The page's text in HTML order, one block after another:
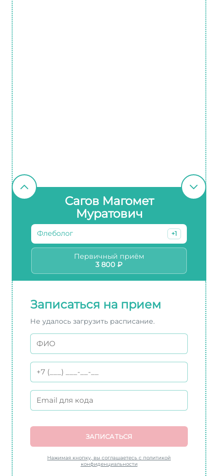
Сагов Магомет
Муратович
Флеболог +1
Первичный приём
3 800 ₽
Записаться на прием
Не удалось загрузить расписание.
ЗАПИСАТЬСЯ
Нажимая кнопку, вы соглашаетесь с политикой
конфиденциальности